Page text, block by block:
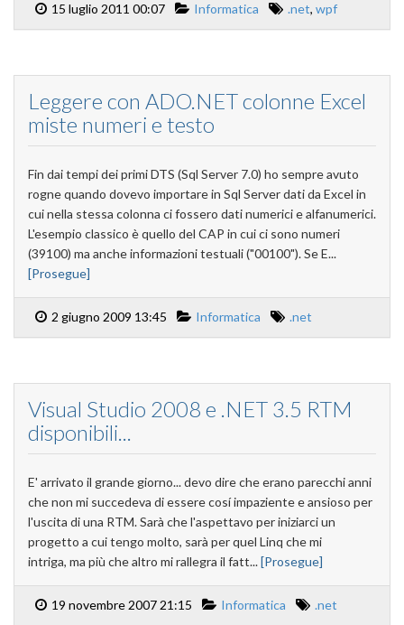
15 luglio 2011 00:07 Informatica .net, wpf
Leggere con ADO.NET colonne Excel
miste numeri e testo
Fin dai tempi dei primi DTS (Sql Server 7.0) ho sempre avuto
rogne quando dovevo importare in Sql Server dati da Excel in
cui nella stessa colonna ci fossero dati numerici e alfanumerici.
L'esempio classico è quello del CAP in cui ci sono numeri
(39100) ma anche informazioni testuali ("00100"). Se E...
[Prosegue]
2 giugno 2009 13:45 Informatica .net
Visual Studio 2008 e .NET 3.5 RTM
disponibili...
E' arrivato il grande giorno... devo dire che erano parecchi anni
che non mi succedeva di essere cosí impaziente e ansioso per
l'uscita di una RTM. Sarà che l'aspettavo per iniziarci un
progetto a cui tengo molto, sarà per quel Linq che mi
intriga, ma più che altro mi rallegra il fatt...[Prosegue]
19 novembre 2007 21:15 Informatica .net